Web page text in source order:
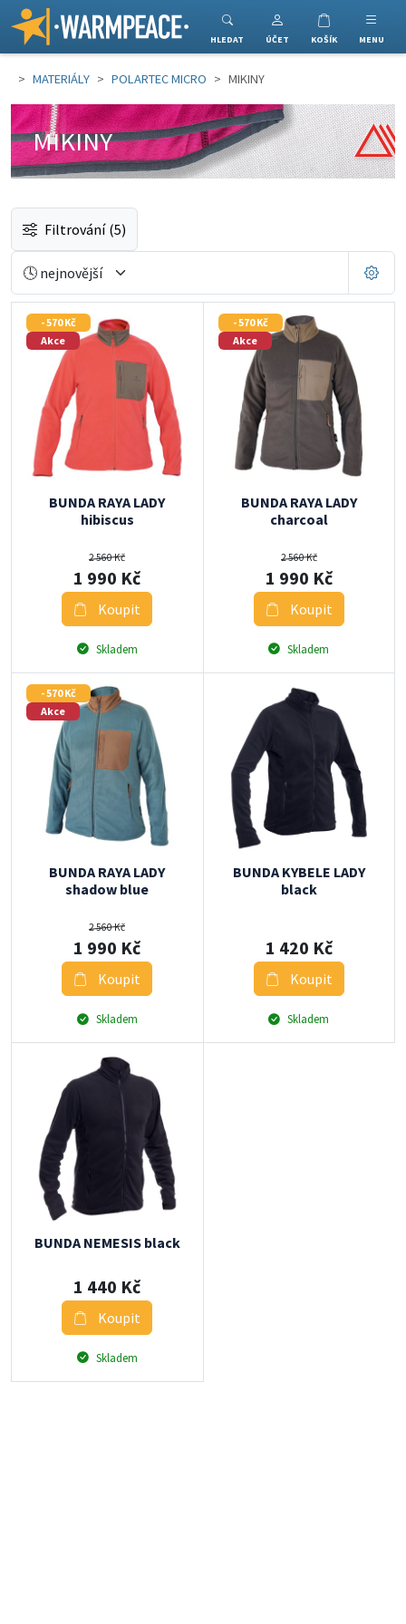
Warmpeace
HLEDAT ÚČET KOŠÍK MENU
MATERIÁLY POLARTEC MICRO MIKINY
MIKINY
Filtrování (5)
- 570 Kč
Akce
BUNDA RAYA LADY
hibiscus
2 560 Kč
1 990 Kč
Koupit
Skladem
- 570 Kč
Akce
BUNDA RAYA LADY
charcoal
2 560 Kč
1 990 Kč
Koupit
Skladem
- 570 Kč
Akce
BUNDA RAYA LADY
shadow blue
2 560 Kč
1 990 Kč
Koupit
Skladem
BUNDA KYBELE LADY
black
1 420 Kč
Koupit
Skladem
BUNDA NEMESIS black
1 440 Kč
Koupit
Skladem